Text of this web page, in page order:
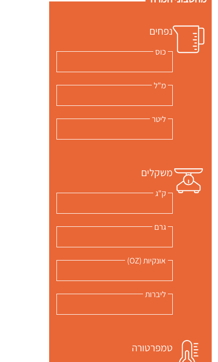
נפחים
כוס
מ"ל
ליטר
משקלים
ק"ג
גרם
אונקיות (OZ)
ליברות
טמפרטורה